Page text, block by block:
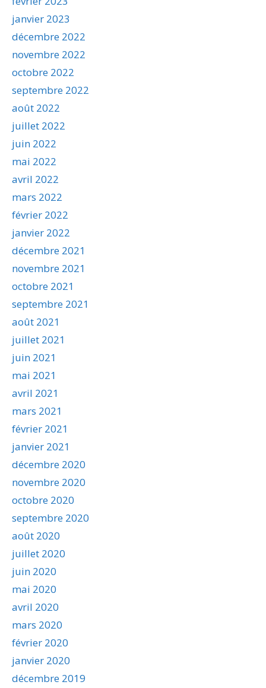
janvier 2023
décembre 2022
novembre 2022
octobre 2022
septembre 2022
août 2022
juillet 2022
juin 2022
mai 2022
avril 2022
mars 2022
février 2022
janvier 2022
décembre 2021
novembre 2021
octobre 2021
septembre 2021
août 2021
juillet 2021
juin 2021
mai 2021
avril 2021
mars 2021
février 2021
janvier 2021
décembre 2020
novembre 2020
octobre 2020
septembre 2020
août 2020
juillet 2020
juin 2020
mai 2020
avril 2020
mars 2020
février 2020
janvier 2020
décembre 2019